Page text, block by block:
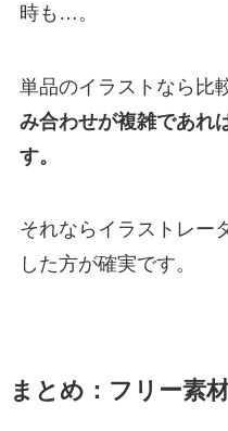
時も…。
単品のイラストなら比
み合わせが複雑であれ
す。
それならイラストレー
した方が確実です。
まとめ：フリー素